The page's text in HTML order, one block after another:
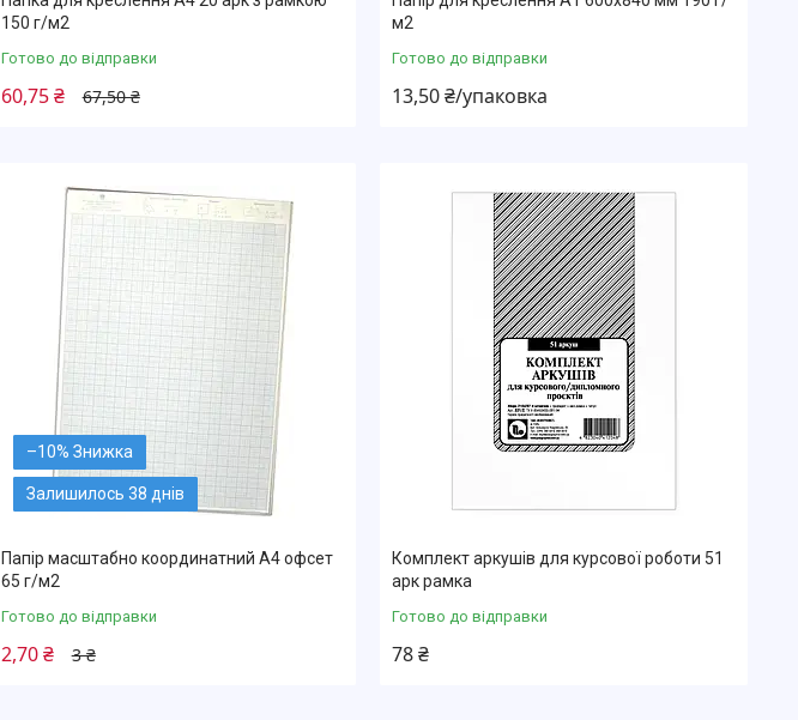
150 г/м2
Готово до відправки
67,50 ₴
60,75 ₴
м2
Готово до відправки
13,50 ₴/упаковка
–10%
Залишилось 38 днів
Папір масштабно координатний А4 офсет
65 г/м2
Готово до відправки
3 ₴
2,70 ₴
Комплект аркушів для курсової роботи 51
арк рамка
Готово до відправки
78 ₴